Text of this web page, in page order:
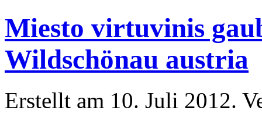
Miesto virtuvinis
Wildschönau austria
Erstellt am 10. Juli 2012.